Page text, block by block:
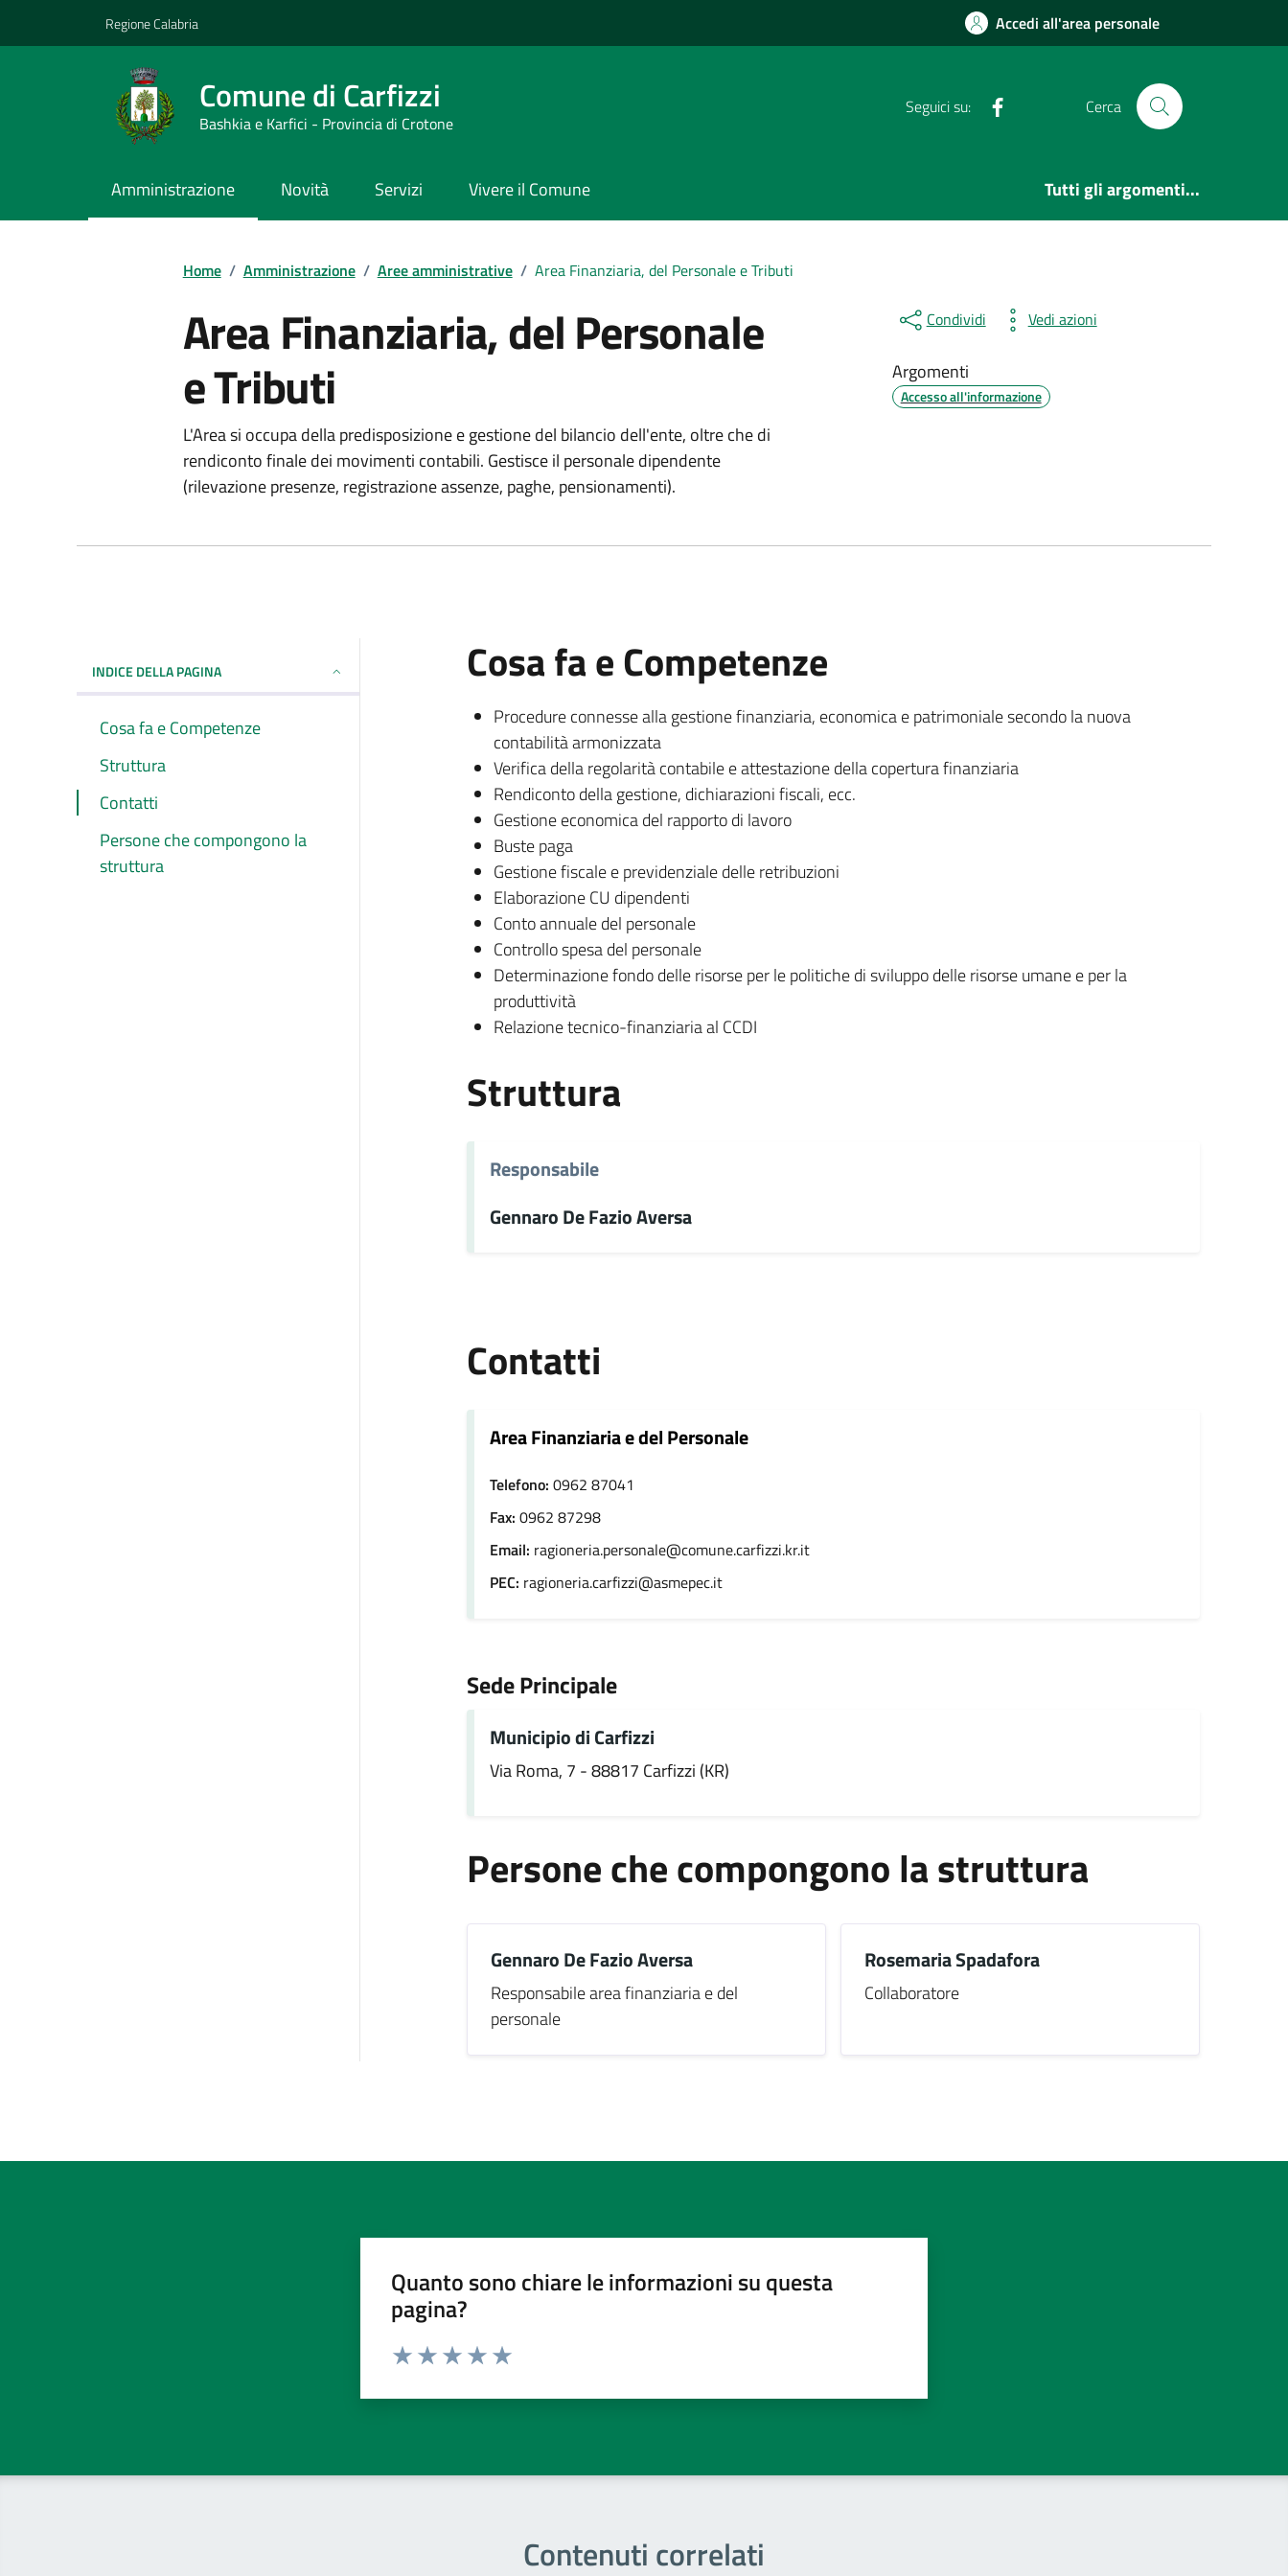
Regione Calabria Accedi all'area personale
Comune di Carfizzi
Bashkia e Karfici - Provincia di Crotone
Seguici su: Cerca
Amministrazione Novità Servizi Vivere il Comune Tutti gli argomenti...
Home / Amministrazione / Aree amministrative / Area Finanziaria, del Personale e Tributi
Area Finanziaria, del Personale
e Tributi
L'Area si occupa della predisposizione e gestione del bilancio dell'ente, oltre che di
rendiconto finale dei movimenti contabili. Gestisce il personale dipendente
(rilevazione presenze, registrazione assenze, paghe, pensionamenti).
Condividi Vedi azioni
Argomenti
Accesso all'informazione
INDICE DELLA PAGINA
Cosa fa e Competenze
Struttura
Contatti
Persone che compongono la
struttura
Cosa fa e Competenze
Procedure connesse alla gestione finanziaria, economica e patrimoniale secondo la nuova
contabilità armonizzata
Verifica della regolarità contabile e attestazione della copertura finanziaria
Rendiconto della gestione, dichiarazioni fiscali, ecc.
Gestione economica del rapporto di lavoro
Buste paga
Gestione fiscale e previdenziale delle retribuzioni
Elaborazione CU dipendenti
Conto annuale del personale
Controllo spesa del personale
Determinazione fondo delle risorse per le politiche di sviluppo delle risorse umane e per la
produttività
Relazione tecnico-finanziaria al CCDI
Struttura
Responsabile
Gennaro De Fazio Aversa
Contatti
Area Finanziaria e del Personale
Telefono: 0962 87041
Fax: 0962 87298
Email: ragioneria.personale@comune.carfizzi.kr.it
PEC: ragioneria.carfizzi@asmepec.it
Sede Principale
Municipio di Carfizzi
Via Roma, 7 - 88817 Carfizzi (KR)
Persone che compongono la struttura
Gennaro De Fazio Aversa
Responsabile area finanziaria e del
personale
Rosemaria Spadafora
Collaboratore
Quanto sono chiare le informazioni su questa
pagina?
Contenuti correlati